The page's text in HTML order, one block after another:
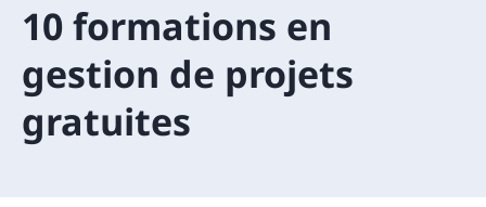
10 formations en
gestion de projets
gratuites